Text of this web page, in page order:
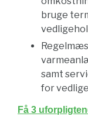
bruge
samt
for
Få 3